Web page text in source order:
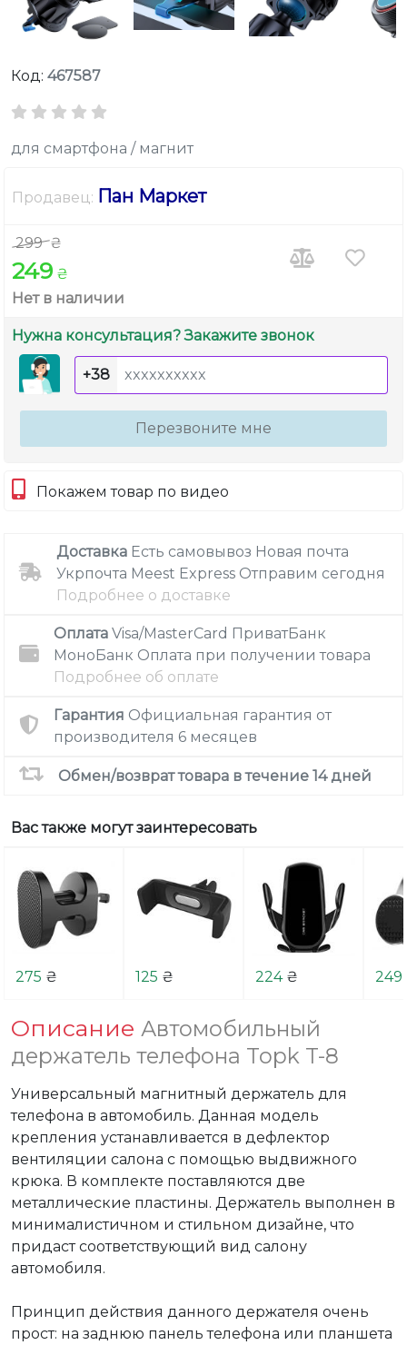
Код: 467587
для смартфона / магнит
Продавец: Пан Маркет
299 ₴
249 ₴
Нет в наличии
Нужна консультация? Закажите звонок
+38
Перезвоните мне
Покажем товар по видео
Доставка Есть самовывоз Новая почта
Укрпочта Meest Express Отправим сегодня
Подробнее о доставке
Оплата Visa/MasterCard ПриватБанк
МоноБанк Оплата при получении товара
Подробнее об оплате
Гарантия Официальная гарантия от
производителя 6 месяцев
Обмен/возврат товара в течение 14 дней
Вас также могут заинтересовать
275 ₴ 125 ₴ 224 ₴ 249
Описание Автомобильный
держатель телефона Topk T-8
Универсальный магнитный держатель для
телефона в автомобиль. Данная модель
крепления устанавливается в дефлектор
вентиляции салона с помощью выдвижного
крюка. В комплекте поставляются две
металлические пластины. Держатель выполнен в
минималистичном и стильном дизайне, что
придаст соответствующий вид салону
автомобиля.
Принцип действия данного держателя очень
прост: на заднюю панель телефона или планшета